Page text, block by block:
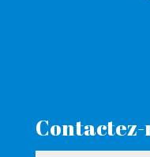
Contactez-